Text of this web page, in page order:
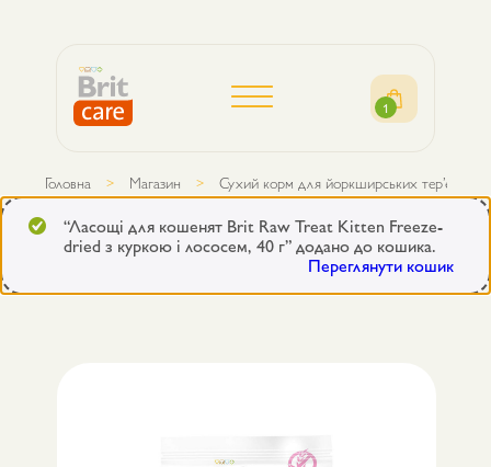
1
Головна Магазин Сухий корм для йоркширських тер’єрів
“Ласощі для кошенят Brit Raw Treat Kitten Freeze-
dried з куркою і лососем, 40 г” додано до кошика.
Переглянути кошик